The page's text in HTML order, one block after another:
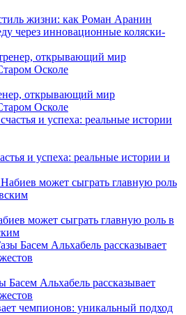
жизни: как Роман Аранин
через инновационные коляски-
открывающий мир
Осколе
и успеха: реальные истории и
может сыграть главную роль в
Басем Альхабель рассказывает